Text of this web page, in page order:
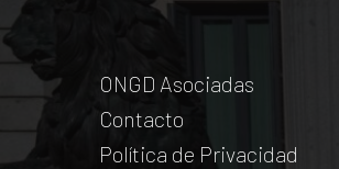
ONGD Asociadas
Contacto
Política de Privacidad